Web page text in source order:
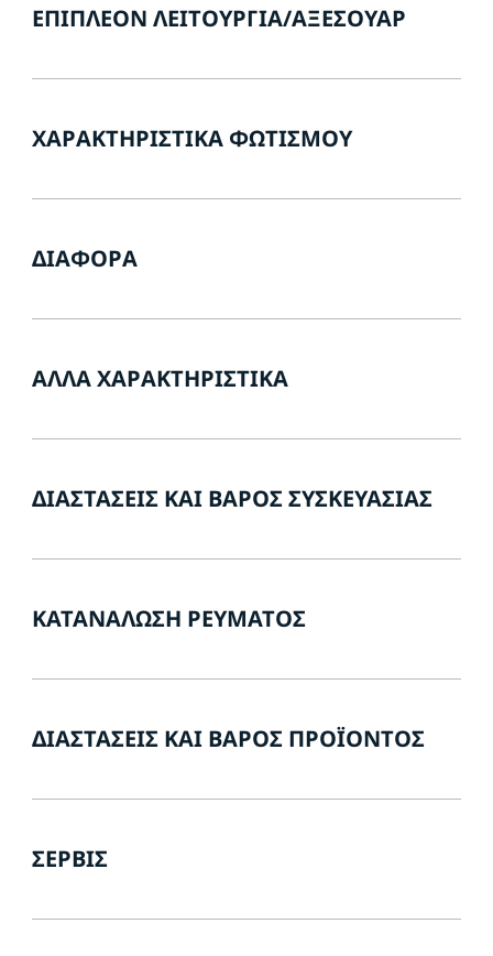
ΕΠΙΠΛΈΟΝ ΛΕΙΤΟΥΡΓΊΑ/ΑΞΕΣΟΥΆΡ
ΧΑΡΑΚΤΗΡΙΣΤΙΚΆ ΦΩΤΙΣΜΟΎ
ΔΙΆΦΟΡΑ
ΆΛΛΑ ΧΑΡΑΚΤΗΡΙΣΤΙΚΆ
ΔΙΑΣΤΆΣΕΙΣ ΚΑΙ ΒΆΡΟΣ ΣΥΣΚΕΥΑΣΊΑΣ
ΚΑΤΑΝΆΛΩΣΗ ΡΕΎΜΑΤΟΣ
ΔΙΑΣΤΆΣΕΙΣ ΚΑΙ ΒΆΡΟΣ ΠΡΟΪΌΝΤΟΣ
ΣΈΡΒΙΣ